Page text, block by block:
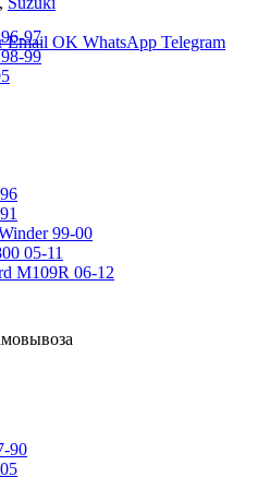
97
99
99-00
05-11
M109R 06-12
90
Email OK WhatsApp Telegram